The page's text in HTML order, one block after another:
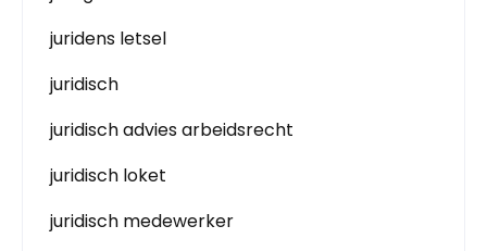
juridens letsel
juridisch
juridisch advies arbeidsrecht
juridisch loket
juridisch medewerker